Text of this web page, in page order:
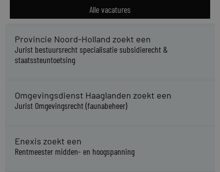
Alle vacatures
Provincie Noord-Holland zoekt een
Jurist bestuursrecht specialisatie subsidierecht &
staatssteuntoetsing
Omgevingsdienst Haaglanden zoekt een
Jurist Omgevingsrecht (faunabeheer)
Enexis zoekt een
Rentmeester midden- en hoogspanning